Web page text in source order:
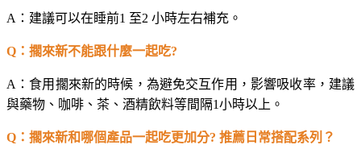
A ：建議可以在睡前1 至2 小時左右補充。
Q ：擱來新不能跟什麼一起吃?
A ：食用擱來新的時候，為避免交互作用，影響吸收率，建議
與藥物、咖啡、茶、酒精飲料等間隔1小時以上。
Q ：擱來新和哪個產品一起吃更加分? 推薦日常搭配系列？